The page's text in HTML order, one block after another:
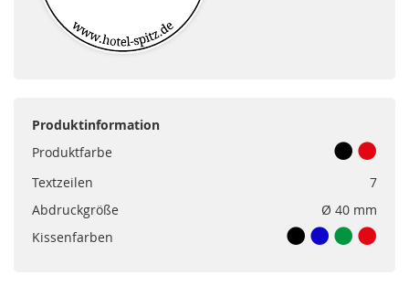
Produktinformation
Produktfarbe
Textzeilen
7
Abdruckgröße
Ø 40 mm
Kissenfarben